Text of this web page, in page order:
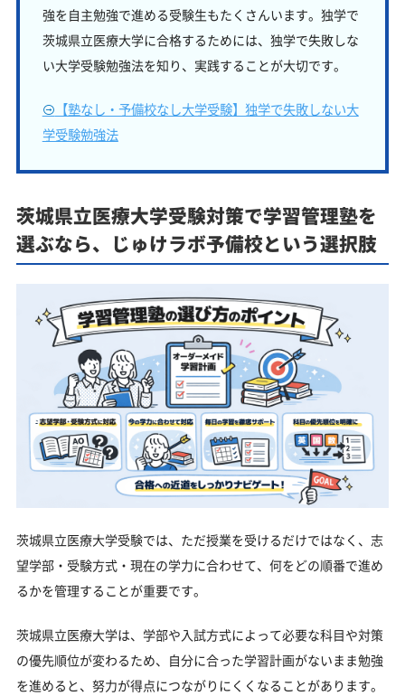
強を自主勉強で進める受験生もたくさんいます。独学で
茨城県立医療大学に合格するためには、独学で失敗しな
い大学受験勉強法を知り、実践することが大切です。
【塾なし・予備校なし大学受験】独学で失敗しない大
学受験勉強法
茨城県立医療大学受験対策で学習管理塾を
選ぶなら、じゅけラボ予備校という選択肢
茨城県立医療大学受験では、ただ授業を受けるだけではなく、志
望学部・受験方式・現在の学力に合わせて、何をどの順番で進め
るかを管理することが重要です。
茨城県立医療大学は、学部や入試方式によって必要な科目や対策
の優先順位が変わるため、自分に合った学習計画がないまま勉強
を進めると、努力が得点につながりにくくなることがあります。